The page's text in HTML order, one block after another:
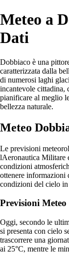
Meteo a
Dati
Dobbiaco è una
caratterizzata dalla
di numerosi laghi
incantevole cittadina,
pianificare al meglio
bellezza naturale.
Meteo
Le previsioni
lAeronautica Militare
condizioni
ottenere informazioni
condizioni del cielo in
Previsioni
Oggi, secondo le
si presenta con cielo
trascorrere una
ai 25°C, mentre le